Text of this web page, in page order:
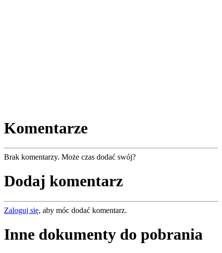
Komentarze
Brak komentarzy. Może czas dodać swój?
Dodaj komentarz
Zaloguj się, aby móc dodać komentarz.
Inne dokumenty do pobrania